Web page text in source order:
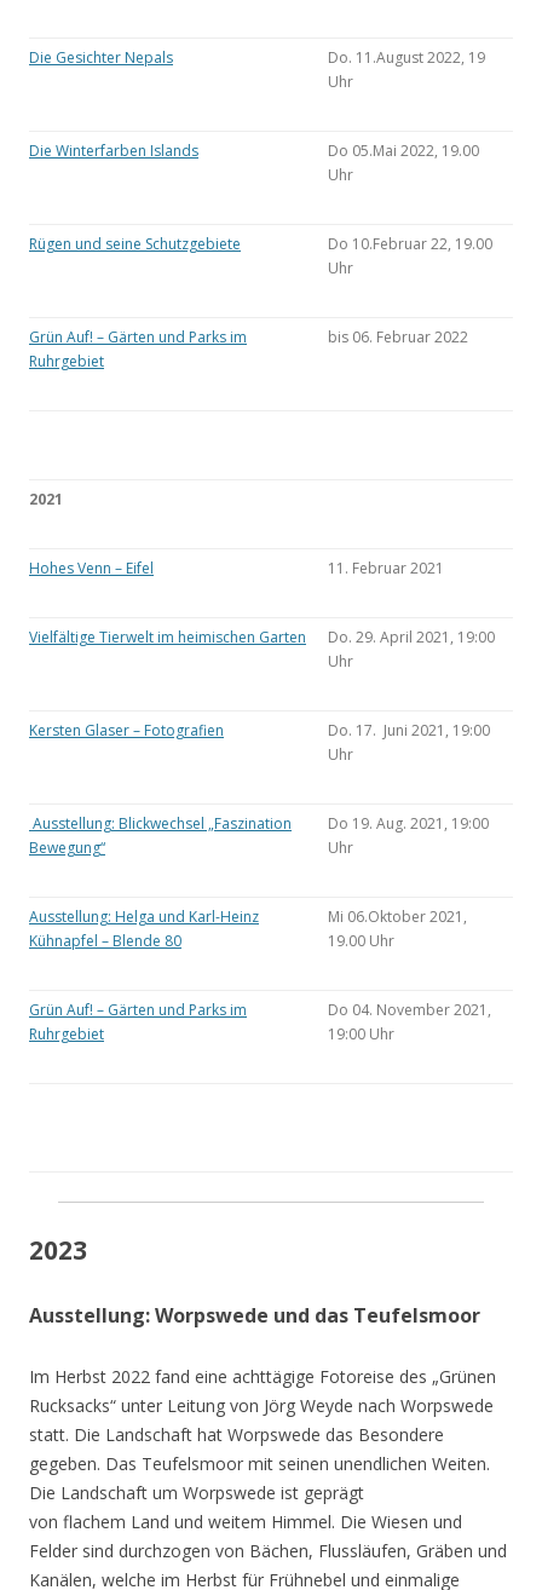
Die Gesichter Nepals
Do. 11.August 2022, 19
Uhr
Die Winterfarben Islands
Do 05.Mai 2022, 19.00
Uhr
Rügen und seine Schutzgebiete
Do 10.Februar 22, 19.00
Uhr
Grün Auf! – Gärten und Parks im
Ruhrgebiet
bis 06. Februar 2022
2021
Hohes Venn – Eifel 11. Februar 2021
Vielfältige Tierwelt im heimischen Garten
Do. 29. April 2021, 19:00
Uhr
Kersten Glaser – Fotografien
Do. 17. Juni 2021, 19:00
Uhr
Ausstellung: Blickwechsel „Faszination
Bewegung“
Do 19. Aug. 2021, 19:00
Uhr
Ausstellung: Helga und Karl-Heinz
Kühnapfel – Blende 80
Mi 06.Oktober 2021,
19.00 Uhr
Grün Auf! – Gärten und Parks im
Ruhrgebiet
Do 04. November 2021,
19:00 Uhr
2023
Ausstellung: Worpswede und das Teufelsmoor
Im Herbst 2022 fand eine achttägige Fotoreise des „Grünen
Rucksacks“ unter Leitung von Jörg Weyde nach Worpswede
statt. Die Landschaft hat Worpswede das Besondere
gegeben. Das Teufelsmoor mit seinen unendlichen Weiten.
Die Landschaft um Worpswede ist geprägt
von flachem Land und weitem Himmel. Die Wiesen und
Felder sind durchzogen von Bächen, Flussläufen, Gräben und
Kanälen, welche im Herbst für Frühnebel und einmalige